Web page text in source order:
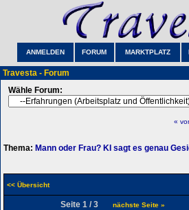
ANMELDEN FORUM MARKTPLATZ
Travesta - Forum
Wähle Forum:
«
Thema: Mann oder Frau? KI sagt es genau
<< Übersicht
Seite 1 / 3 nächste Seite »